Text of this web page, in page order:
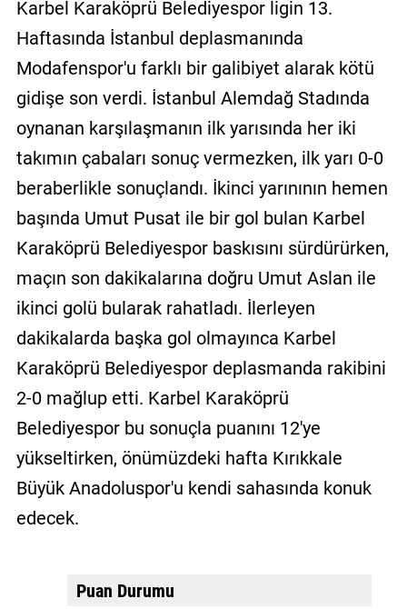
Karbel Karaköprü Belediyespor ligin 13.
Haftasında İstanbul deplasmanında
Modafenspor'u farklı bir galibiyet alarak kötü
gidişe son verdi. İstanbul Alemdağ Stadında
oynanan karşılaşmanın ilk yarısında her iki
takımın çabaları sonuç vermezken, ilk yarı 0-0
beraberlikle sonuçlandı. İkinci yarınının hemen
başında Umut Pusat ile bir gol bulan Karbel
Karaköprü Belediyespor baskısını sürdürürken,
maçın son dakikalarına doğru Umut Aslan ile
ikinci golü bularak rahatladı. İlerleyen
dakikalarda başka gol olmayınca Karbel
Karaköprü Belediyespor deplasmanda rakibini
2-0 mağlup etti. Karbel Karaköprü
Belediyespor bu sonuçla puanını 12'ye
yükseltirken, önümüzdeki hafta Kırıkkale
Büyük Anadoluspor'u kendi sahasında konuk
edecek.
Puan Durumu